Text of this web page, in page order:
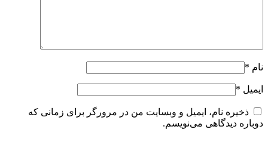
نام *
ایمیل *
ذخیره نام، ایمیل و وبسایت من در مرورگر برای زمانی که
دوباره دیدگاهی می‌نویسم.